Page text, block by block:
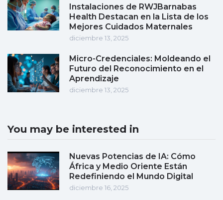
Instalaciones de RWJBarnabas
Health Destacan en la Lista de los
Mejores Cuidados Maternales
diciembre 13, 2025
Micro-Credenciales: Moldeando el
Futuro del Reconocimiento en el
Aprendizaje
diciembre 13, 2025
You may be interested in
Nuevas Potencias de IA: Cómo
África y Medio Oriente Están
Redefiniendo el Mundo Digital
diciembre 16, 2025